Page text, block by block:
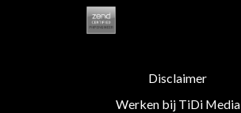
Disclaimer
Werken bij TiDi Media